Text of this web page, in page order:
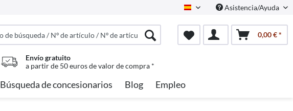
Spanisch Asistencia/Ayuda
0,00 € *
Envío gratuito
a partir de 50 euros de valor de compra *
Búsqueda de concesionarios Blog Empleo